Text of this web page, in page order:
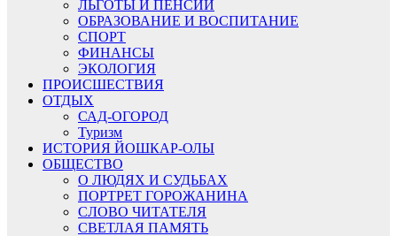
ЛЬГОТЫ И ПЕНСИИ
ОБРАЗОВАНИЕ И ВОСПИТАНИЕ
СПОРТ
ФИНАНСЫ
ЭКОЛОГИЯ
ПРОИСШЕСТВИЯ
ОТДЫХ
САД-ОГОРОД
Туризм
ИСТОРИЯ ЙОШКАР-ОЛЫ
ОБЩЕСТВО
О ЛЮДЯХ И СУДЬБАХ
ПОРТРЕТ ГОРОЖАНИНА
СЛОВО ЧИТАТЕЛЯ
СВЕТЛАЯ ПАМЯТЬ